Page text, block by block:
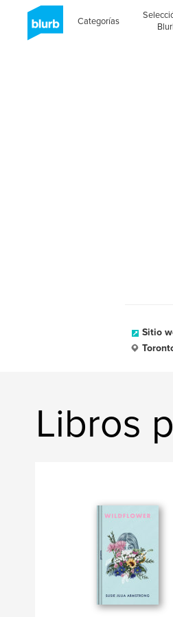
Categorías
Sitio
Libros